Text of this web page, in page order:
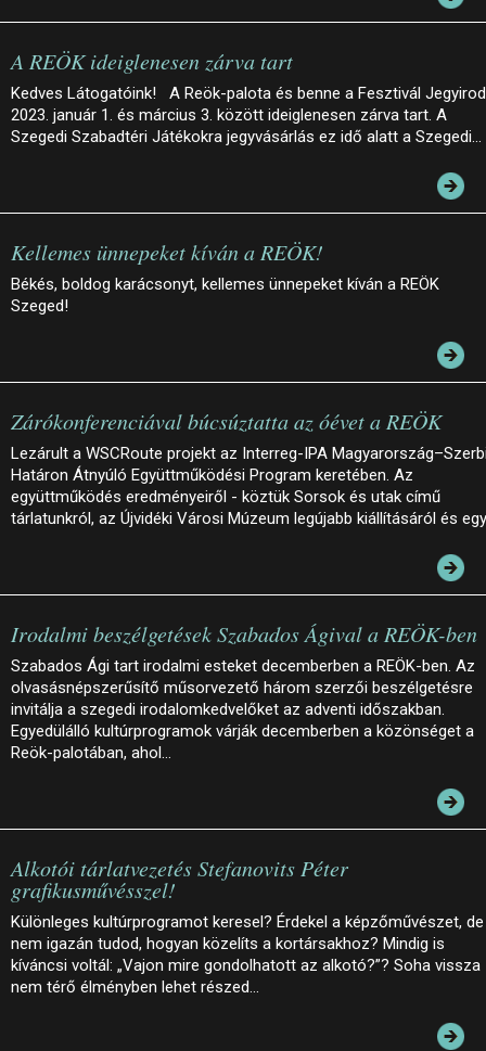
A REÖK ideiglenesen zárva tart
Kedves Látogatóink! A Reök-palota és benne a Fesztivál
2023. január 1. és március 3. között ideiglenesen zárva tart. A
Szegedi Szabadtéri Játékokra jegyvásárlás ez idő alatt a Szegedi…
Kellemes ünnepeket kíván a REÖK!
Békés, boldog karácsonyt, kellemes ünnepeket kíván a REÖK
Szeged!
Zárókonferenciával búcsúztatta az óévet a REÖK
Lezárult a WSCRoute projekt az Interreg-IPA
Határon Átnyúló Együttműködési Program keretében. Az
együttműködés eredményeiről - köztük Sorsok és utak című
tárlatunkról, az Újvidéki Városi Múzeum legújabb kiállításáról és
Irodalmi beszélgetések Szabados Ágival a REÖK-ben
Szabados Ági tart irodalmi esteket decemberben a REÖK-ben. Az
olvasásnépszerűsítő műsorvezető három szerzői beszélgetésre
invitálja a szegedi irodalomkedvelőket az adventi időszakban.
Egyedülálló kultúrprogramok várják decemberben a közönséget a
Reök-palotában, ahol…
Alkotói tárlatvezetés Stefanovits Péter
grafikusművésszel!
Különleges kultúrprogramot keresel? Érdekel a képzőművészet, de
nem igazán tudod, hogyan közelíts a kortársakhoz? Mindig is
kíváncsi voltál: „Vajon mire gondolhatott az alkotó?”? Soha vissza
nem térő élményben lehet részed…